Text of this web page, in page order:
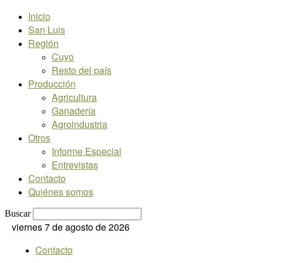
Inicio
San Luis
Región
Cuyo
Resto del país
Producción
Agricultura
Ganadería
Agroindustria
Otros
Informe Especial
Entrevistas
Contacto
Quiénes somos
Buscar
viernes 7 de agosto de 2026
Contacto